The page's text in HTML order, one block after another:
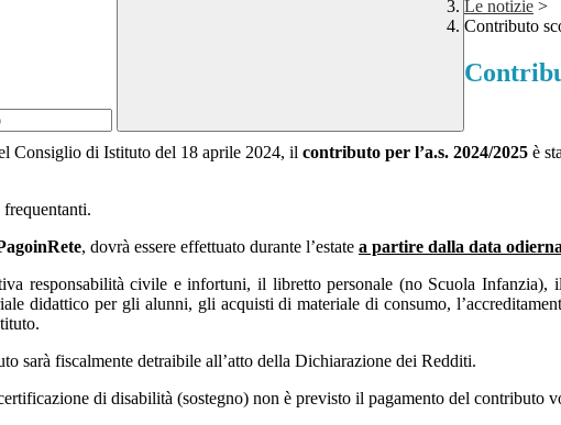
Le notizie >
Contributo
Consiglio di Istituto del 18 aprile 2024, il contributo per l’a.s. 2024/2025 è
, dovrà essere effettuato durante l’estate a partire dalla data
responsabilità civile e infortuni, il libretto personale (no Scuola
didattico per gli alunni, gli acquisti di materiale di consumo,
sarà fiscalmente detraibile all’atto della Dichiarazione dei Redditi.
di disabilità (sostegno) non è previsto il pagamento del contributo